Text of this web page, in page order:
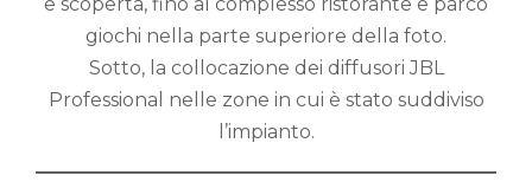
giochi nella parte superiore della foto.
Sotto, la collocazione dei diffusori JBL
Professional nelle zone in cui è stato suddiviso
l’impianto.